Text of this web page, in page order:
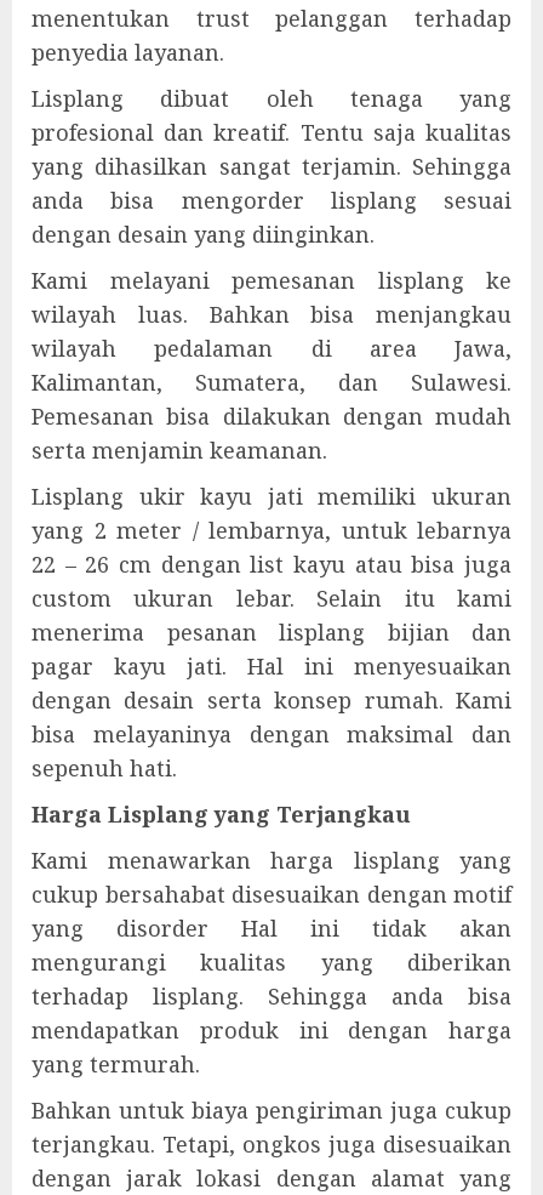
menentukan trust pelanggan terhadap
penyedia layanan.
Lisplang dibuat oleh tenaga yang
profesional dan kreatif. Tentu saja kualitas
yang dihasilkan sangat terjamin. Sehingga
anda bisa mengorder lisplang sesuai
dengan desain yang diinginkan.
Kami melayani pemesanan lisplang ke
wilayah luas. Bahkan bisa menjangkau
wilayah pedalaman di area Jawa,
Kalimantan, Sumatera, dan Sulawesi.
Pemesanan bisa dilakukan dengan mudah
serta menjamin keamanan.
Lisplang ukir kayu jati memiliki ukuran
yang 2 meter / lembarnya, untuk lebarnya
22 – 26 cm dengan list kayu atau bisa juga
custom ukuran lebar. Selain itu kami
menerima pesanan lisplang bijian dan
pagar kayu jati. Hal ini menyesuaikan
dengan desain serta konsep rumah. Kami
bisa melayaninya dengan maksimal dan
sepenuh hati.
Harga Lisplang yang Terjangkau
Kami menawarkan harga lisplang yang
cukup bersahabat disesuaikan dengan motif
yang disorder Hal ini tidak akan
mengurangi kualitas yang diberikan
terhadap lisplang. Sehingga anda bisa
mendapatkan produk ini dengan harga
yang termurah.
Bahkan untuk biaya pengiriman juga cukup
terjangkau. Tetapi, ongkos juga disesuaikan
dengan jarak lokasi dengan alamat yang